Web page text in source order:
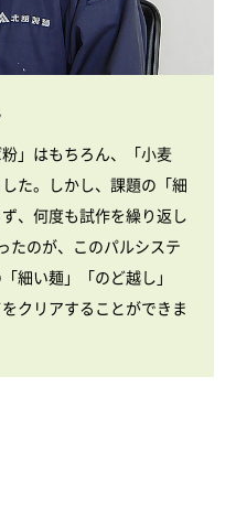
」はもちろん、「小麦
た。しかし、課題の「細
、何度も試作を繰り返し
たのが、このパルシステ
細い麺」「のど越し」
クリアすることができま